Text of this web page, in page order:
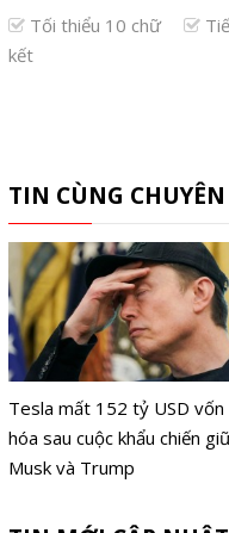
Tối thiểu 10 chữ
kết
TIN CÙNG
Tesla mất 152 tỷ USD vốn
hóa sau cuộc khẩu chiến
Musk và Trump